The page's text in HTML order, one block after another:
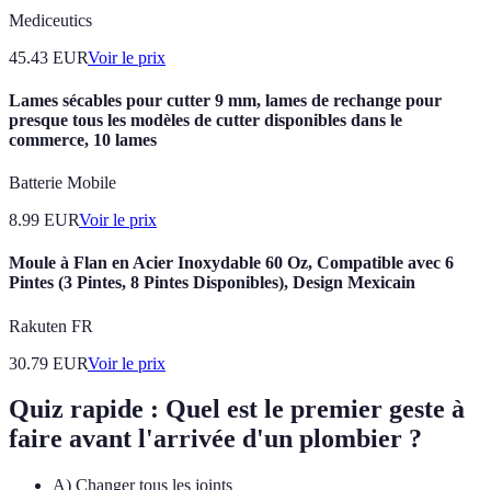
Mediceutics
45.43 EURVoir le prix
Lames sécables pour cutter 9 mm, lames de rechange pour
presque tous les modèles de cutter disponibles dans le
commerce, 10 lames
Batterie Mobile
8.99 EURVoir le prix
Moule à Flan en Acier Inoxydable 60 Oz, Compatible avec 6
Pintes (3 Pintes, 8 Pintes Disponibles), Design Mexicain
Rakuten FR
30.79 EURVoir le prix
Quiz rapide : Quel est le premier geste à
faire avant l'arrivée d'un plombier ?
A) Changer tous les joints